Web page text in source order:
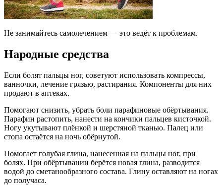
Не занимайтесь самолечением — это ведёт к проблемам.
Народные средства
Если болят пальцы ног, советуют использовать компрессы,
ванночки, лечение грязью, растирания. Компоненты для них
продают в аптеках.
Помогают снизить, убрать боли парафиновые обёртывания.
Парафин растопить, нанести на кончики пальцев кисточкой.
Ногу укутывают плёнкой и шерстяной тканью. Палец или
стопа остаётся на ночь обёрнутой.
Помогает голубая глина, нанесенная на пальцы ног, при
болях. При обёртывании берётся новая глина, разводится
водой до сметанообразного состава. Глину оставляют на ногах
до получаса.